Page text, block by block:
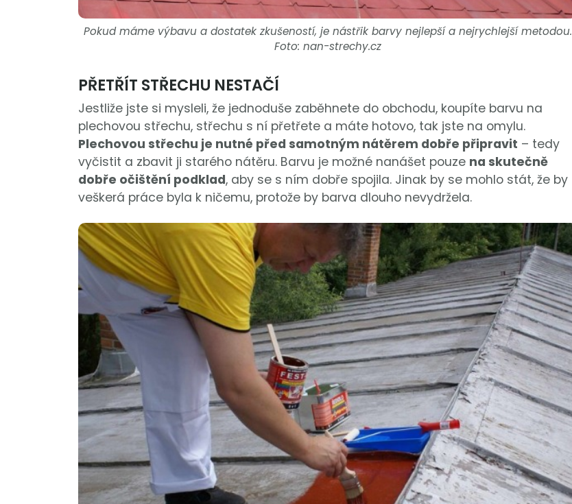
Pokud máme výbavu a dostatek zkušeností, je nástřik barvy nejlepší a nejrychlejší metodou.
Foto: nan-strechy.cz
PŘETŘÍT STŘECHU NESTAČÍ
Jestliže jste si mysleli, že jednoduše zaběhnete do obchodu, koupíte barvu na
plechovou střechu, střechu s ní přetřete a máte hotovo, tak jste na omylu.
Plechovou střechu je nutné před samotným nátěrem dobře připravit – tedy
vyčistit a zbavit ji starého nátěru. Barvu je možné nanášet pouze na skutečně
dobře očištění podklad, aby se s ním dobře spojila. Jinak by se mohlo stát, že by
veškerá práce byla k ničemu, protože by barva dlouho nevydržela.